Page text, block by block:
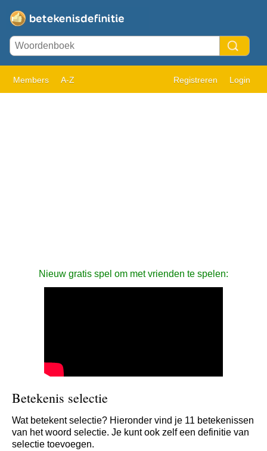
Members A-Z Registreren Login
Nieuw gratis spel om met vrienden te spelen:
Betekenis selectie
Wat betekent selectie? Hieronder vind je 11 betekenissen
van het woord selectie. Je kunt ook zelf een definitie van
selectie toevoegen.